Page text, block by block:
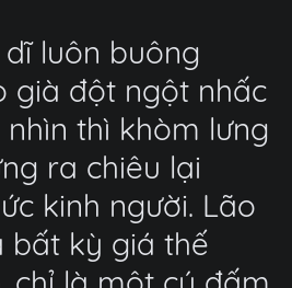
luôn buông
già đột ngột nhấc
nhìn thì khòm lưng
ra chiêu lại
kinh người. Lão
bất kỳ giá thế